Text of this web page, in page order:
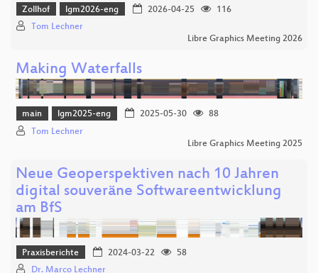
Zollhof lgm2026-eng 2026-04-25
116
Tom Lechner
Libre Graphics Meeting 2026
Making Waterfalls
main lgm2025-eng 2025-05-30
88
Tom Lechner
Libre Graphics Meeting 2025
Neue Geoperspektiven nach 10 Jahren
digital souveräne Softwareentwicklung
am BfS
Praxisberichte 2024-03-22
58
Dr. Marco Lechner